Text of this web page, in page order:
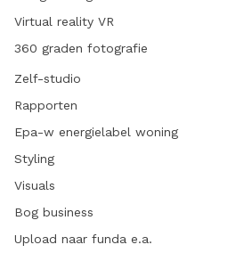
Virtual reality VR
360 graden fotografie
Zelf-studio
Rapporten
Epa-w energielabel woning
Styling
Visuals
Bog business
Upload naar funda e.a.